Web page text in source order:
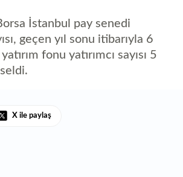
İstanbul pay senedi
geçen yıl sonu itibarıyla 6
fonu yatırımcı sayısı 5
X ile paylaş